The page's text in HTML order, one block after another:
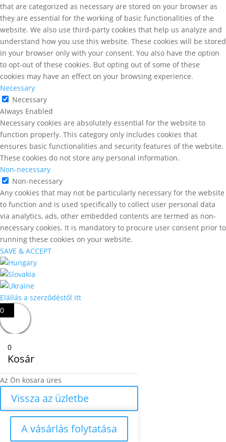
that are categorized as necessary are stored on your browser as
they are essential for the working of basic functionalities of the
website. We also use third-party cookies that help us analyze and
understand how you use this website. These cookies will be stored
in your browser only with your consent. You also have the option
to opt-out of these cookies. But opting out of some of these
cookies may have an effect on your browsing experience.
Necessary
Necessary
Always Enabled
Necessary cookies are absolutely essential for the website to
function properly. This category only includes cookies that
ensures basic functionalities and security features of the website.
These cookies do not store any personal information.
Non-necessary
Non-necessary
Any cookies that may not be particularly necessary for the website
to function and is used specifically to collect user personal data
via analytics, ads, other embedded contents are termed as non-
necessary cookies. It is mandatory to procure user consent prior to
running these cookies on your website.
SAVE & ACCEPT
Elállás a szerződéstől itt
0
0
Kosár
Az Ön kosara üres
Vissza az üzletbe
A vásárlás folytatása